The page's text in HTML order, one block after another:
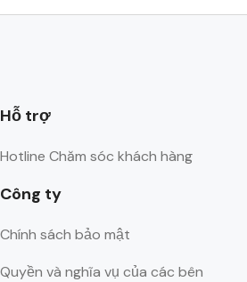
Hỗ trợ
Hotline Chăm sóc khách hàng
Công ty
Chính sách bảo mật
Quyền và nghĩa vụ của các bên